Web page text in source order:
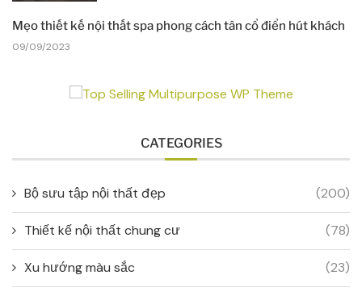
Mẹo thiết kế nội thất spa phong cách tân cổ điển hút khách
09/09/2023
CATEGORIES
Bộ sưu tập nội thất đẹp (200)
Thiết kế nội thất chung cư (78)
Xu hướng màu sắc (23)